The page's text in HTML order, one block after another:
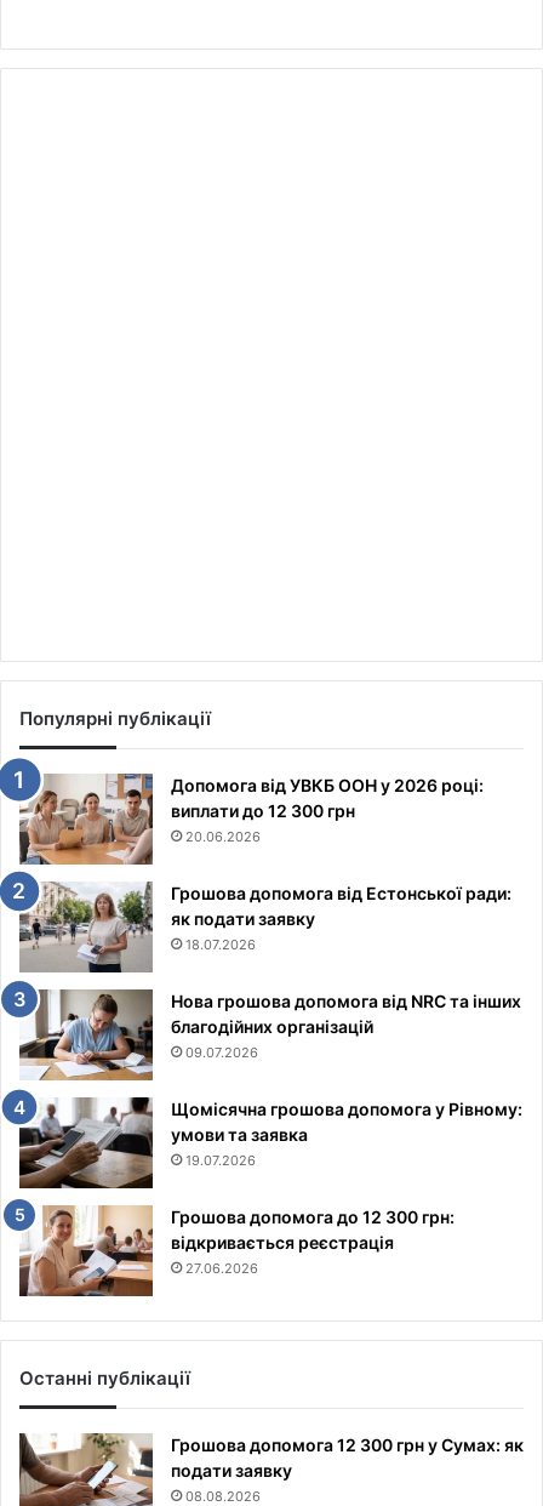
Популярні публікації
Допомога від УВКБ ООН у 2026 році:
виплати до 12 300 грн
20.06.2026
Грошова допомога від Естонської ради:
як подати заявку
18.07.2026
Нова грошова допомога від NRC та інших
благодійних організацій
09.07.2026
Щомісячна грошова допомога у Рівному:
умови та заявка
19.07.2026
Грошова допомога до 12 300 грн:
відкривається реєстрація
27.06.2026
Останні публікації
Грошова допомога 12 300 грн у Сумах: як
подати заявку
08.08.2026